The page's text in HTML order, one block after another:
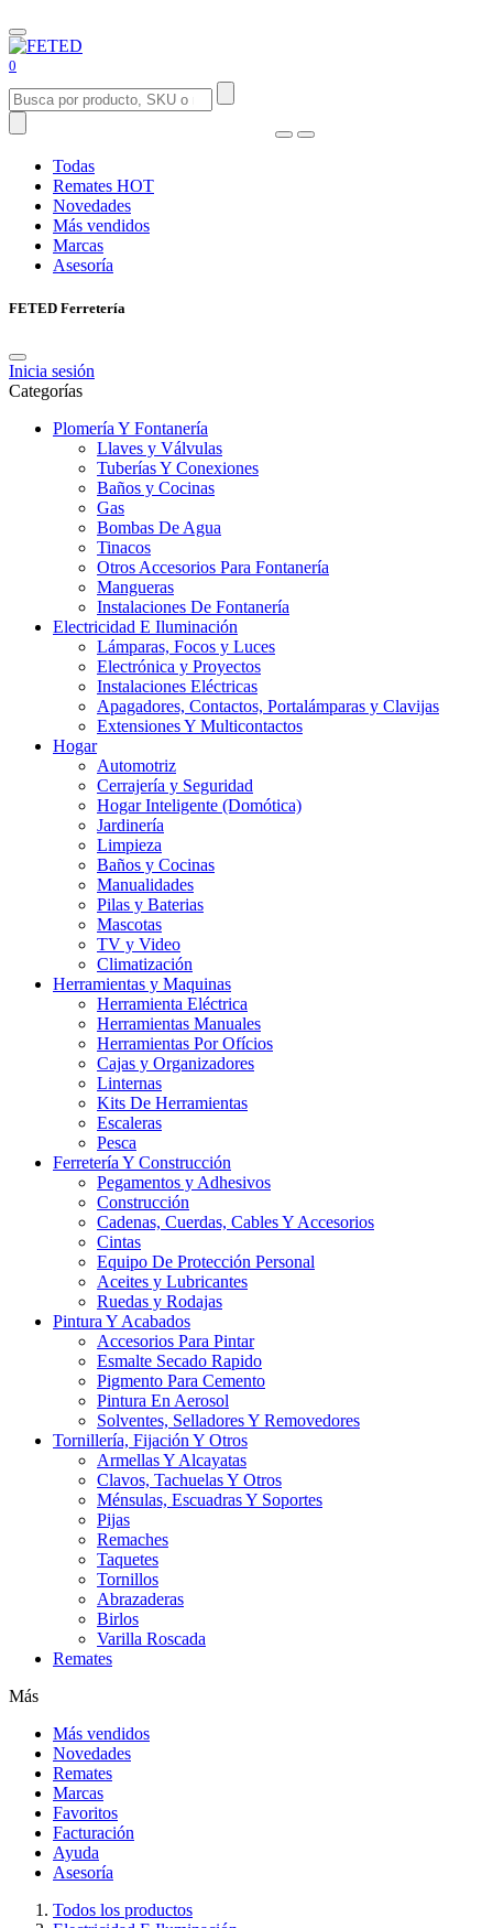
0
Todas
Remates HOT
Novedades
Más vendidos
Marcas
Asesoría
FETED Ferretería
Inicia sesión
Categorías
Plomería Y Fontanería
Llaves y Válvulas
Tuberías Y Conexiones
Baños y Cocinas
Gas
Bombas De Agua
Tinacos
Otros Accesorios Para Fontanería
Mangueras
Instalaciones De Fontanería
Electricidad E Iluminación
Lámparas, Focos y Luces
Electrónica y Proyectos
Instalaciones Eléctricas
Apagadores, Contactos, Portalámparas y Clavijas
Extensiones Y Multicontactos
Hogar
Automotriz
Cerrajería y Seguridad
Hogar Inteligente (Domótica)
Jardinería
Limpieza
Baños y Cocinas
Manualidades
Pilas y Baterias
Mascotas
TV y Video
Climatización
Herramientas y Maquinas
Herramienta Eléctrica
Herramientas Manuales
Herramientas Por Ofícios
Cajas y Organizadores
Linternas
Kits De Herramientas
Escaleras
Pesca
Ferretería Y Construcción
Pegamentos y Adhesivos
Construcción
Cadenas, Cuerdas, Cables Y Accesorios
Cintas
Equipo De Protección Personal
Aceites y Lubricantes
Ruedas y Rodajas
Pintura Y Acabados
Accesorios Para Pintar
Esmalte Secado Rapido
Pigmento Para Cemento
Pintura En Aerosol
Solventes, Selladores Y Removedores
Tornillería, Fijación Y Otros
Armellas Y Alcayatas
Clavos, Tachuelas Y Otros
Ménsulas, Escuadras Y Soportes
Pijas
Remaches
Taquetes
Tornillos
Abrazaderas
Birlos
Varilla Roscada
Remates
Más
Más vendidos
Novedades
Remates
Marcas
Favoritos
Facturación
Ayuda
Asesoría
Todos los productos